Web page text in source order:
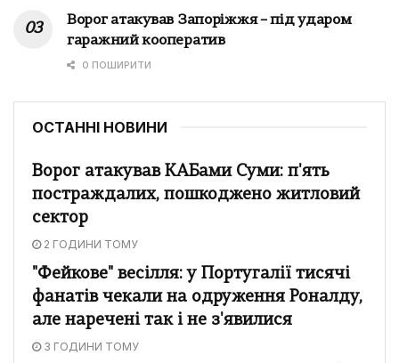
Ворог атакував Запоріжжя – під ударом
гаражний кооператив
0 ПОШИРИТИ
ОСТАННІ НОВИНИ
Ворог атакував КАБами Суми: п'ять
постраждалих, пошкоджено житловий
сектор
2 ГОДИНИ ТОМУ
"Фейкове" весілля: у Португалії тисячі
фанатів чекали на одруження Роналду,
але наречені так і не з'явилися
3 ГОДИНИ ТОМУ